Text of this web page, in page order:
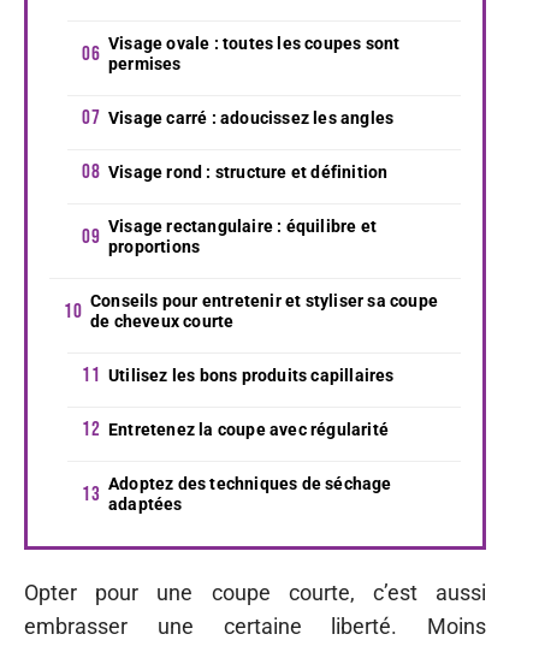
Visage ovale : toutes les coupes sont
permises
Visage carré : adoucissez les angles
Visage rond : structure et définition
Visage rectangulaire : équilibre et
proportions
Conseils pour entretenir et styliser sa coupe
de cheveux courte
Utilisez les bons produits capillaires
Entretenez la coupe avec régularité
Adoptez des techniques de séchage
adaptées
Opter pour une coupe courte, c’est aussi
embrasser une certaine liberté. Moins